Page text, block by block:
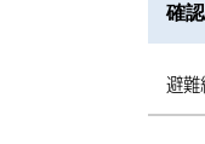
確
避難